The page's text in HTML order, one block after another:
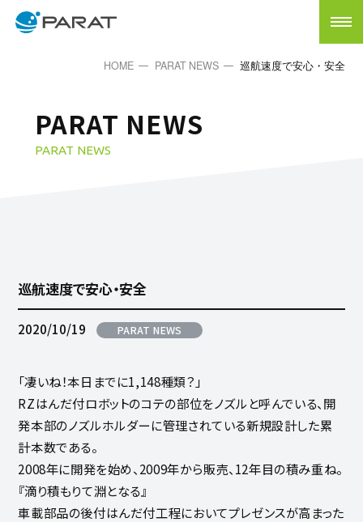
PARAT NEWS
PARAT NEWS
HOME PARAT NEWS 巡航速度で安心・安全
巡航速度で安心・安全
2020/10/19 PARAT NEWS
「凄いね！本日までに1,148種類？」
RZはんだ付ロボットのコテの部位をノズルと呼んでいる、開
発本部のノズルホルダーに管理されている新規設計した累
計本数である。
2008年に開発を始め、2009年から販売、12年目の積み重ね。
『滴り積もりて淵となる』
車載部品の後付はんだ付工程においてプレゼンスが高まった